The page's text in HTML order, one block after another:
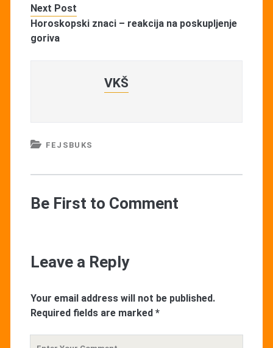
Next Post
Horoskopski znaci – reakcija na poskupljenje
goriva
VKŠ
FEJSBUKS
Be First to Comment
Leave a Reply
Your email address will not be published.
Required fields are marked *